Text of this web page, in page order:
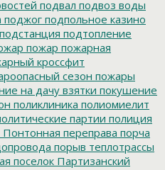
подвал подвоз воды
поджог подпольное казино
подстанция подтопление
пожар пожарная
кроссфит
сезон пожары
на дачу взятки покушение
поликлиника полиомиелит
партии полиция
Понтонная переправа порча
порыв теплотрассы
поселок Партизанский